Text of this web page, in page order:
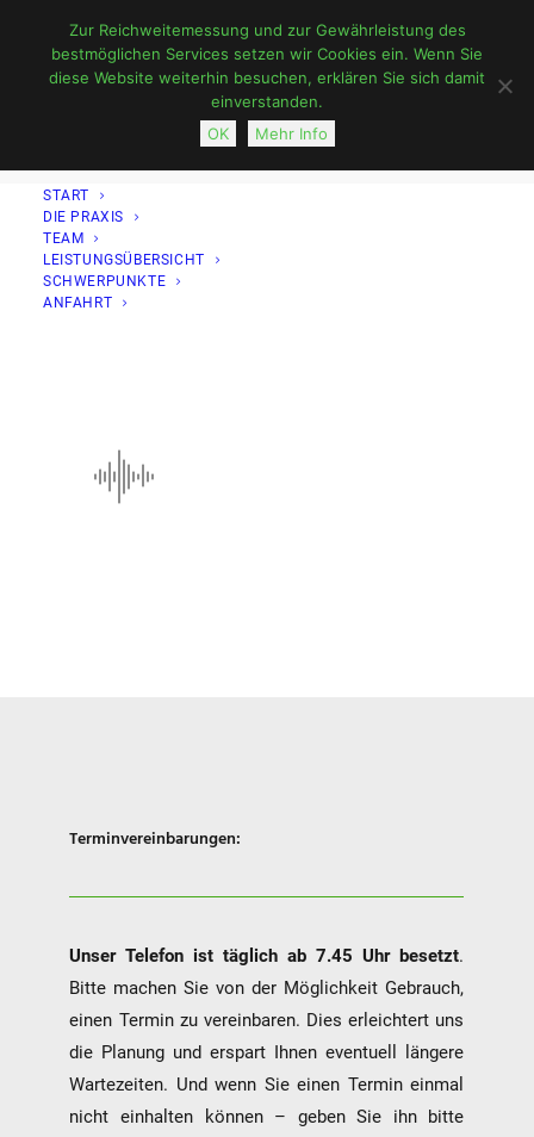
START
DIE PRAXIS
TEAM
LEISTUNGSÜBERSICHT
SCHWERPUNKTE
ANFAHRT
Home Start
Terminvereinbarungen:
Unser Telefon ist täglich ab 7.45 Uhr besetzt.
Bitte machen Sie von der Möglichkeit Gebrauch,
einen Termin zu vereinbaren. Dies erleichtert uns
die Planung und erspart Ihnen eventuell längere
Wartezeiten. Und wenn Sie einen Termin einmal
nicht einhalten können – geben Sie ihn bitte
Zur Reichweitemessung und zur Gewährleistung des
bestmöglichen Services setzen wir Cookies ein. Wenn Sie
diese Website weiterhin besuchen, erklären Sie sich damit
einverstanden.
OK
Mehr Info